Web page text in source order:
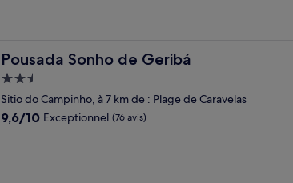
Pousada Sonho de Geribá
Pousada Sonho de Geribá
Hébergement
2.5 étoiles
Sitio do Campinho, à 7 km de : Plage de Caravelas
9.6
9,6/10 Exceptionnel (76 avis)